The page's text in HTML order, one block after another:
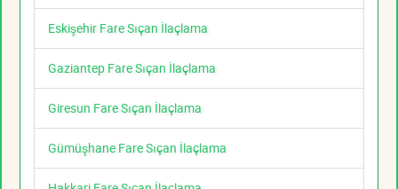
Eskişehir Fare Sıçan İlaçlama
Gaziantep Fare Sıçan İlaçlama
Giresun Fare Sıçan İlaçlama
Gümüşhane Fare Sıçan İlaçlama